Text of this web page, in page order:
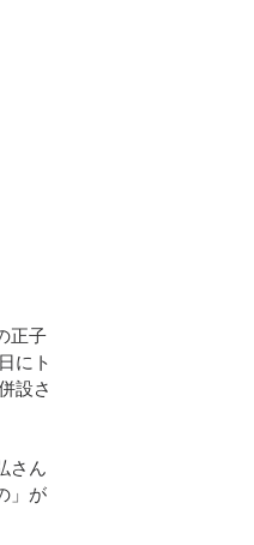
正子
にト
設さ
さん
」が